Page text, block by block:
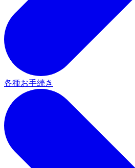
各種お手続き